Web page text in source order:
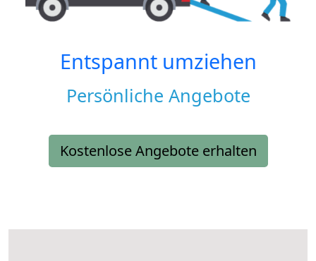
Entspannt umziehen
Persönliche Angebote
Kostenlose Angebote erhalten